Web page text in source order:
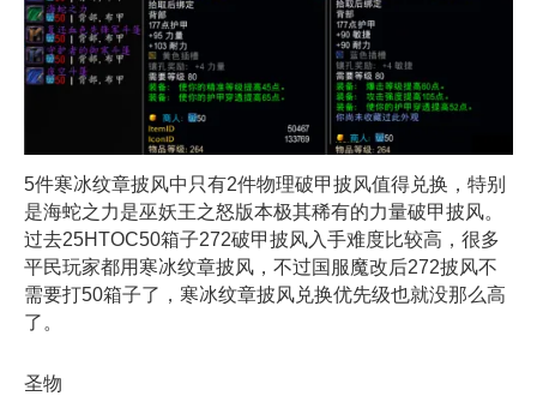
5件寒冰纹章披风中只有2件物理破甲披风值得兑换，特别
是海蛇之力是巫妖王之怒版本极其稀有的力量破甲披风。
过去25HTOC50箱子272破甲披风入手难度比较高，很多
平民玩家都用寒冰纹章披风，不过国服魔改后272披风不
需要打50箱子了，寒冰纹章披风兑换优先级也就没那么高
了。
圣物